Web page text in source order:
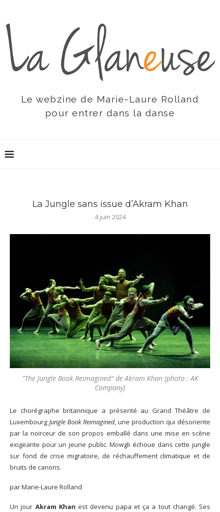
Le webzine de Marie-Laure Rolland
pour entrer dans la danse
La Jungle sans issue d’Akram Khan
4 juin 2024
"The Jungle Book Reimagined" de Akram Khan (photo : AK
Company)
Le chorégraphe britannique a présenté au Grand Théâtre de
Luxembourg Jungle Book Reimagined, une production qui désoriente
par la noirceur de son propos emballé dans une mise en scène
exigeante pour un jeune public. Mowgli échoue dans cette jungle
sur fond de crise migratoire, de réchauffement climatique et de
bruits de canons.
par Marie-Laure Rolland
Un jour Akram Khan est devenu papa et ça a tout changé. Ses